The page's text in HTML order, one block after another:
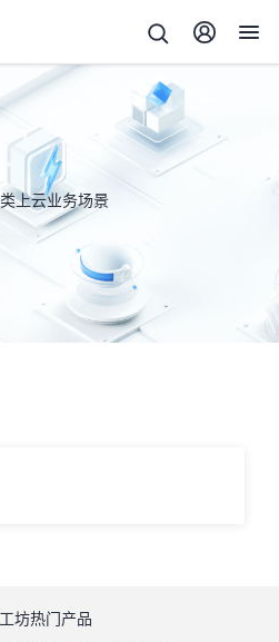
上云业务场景
坊热门产品